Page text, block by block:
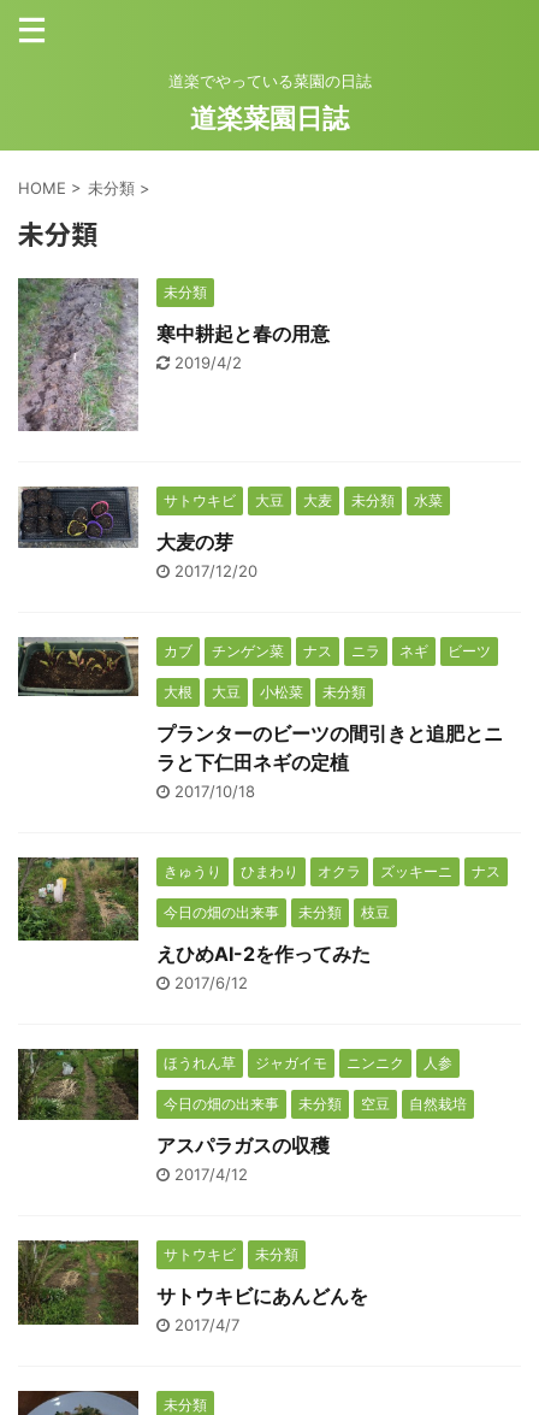
道楽でやっている菜園の日誌
道楽菜園日誌
HOME > 未分類 >
未分類
未分類
寒中耕起と春の用意
2019/4/2
サトウキビ 大豆 大麦 未分類 水菜
大麦の芽
2017/12/20
カブ チンゲン菜 ナス ニラ ネギ ビーツ
大根 大豆 小松菜 未分類
プランターのビーツの間引きと追肥とニ
ラと下仁田ネギの定植
2017/10/18
きゅうり ひまわり オクラ ズッキーニ ナス
今日の畑の出来事 未分類 枝豆
えひめAI-2を作ってみた
2017/6/12
ほうれん草 ジャガイモ ニンニク 人参
今日の畑の出来事 未分類 空豆 自然栽培
アスパラガスの収穫
2017/4/12
サトウキビ 未分類
サトウキビにあんどんを
2017/4/7
未分類